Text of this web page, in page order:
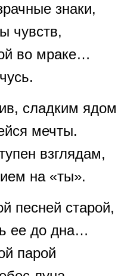
знаки,
чувств,
во мраке…
сладким ядом
мечты.
взглядам,
на «ты».
песней старой,
ее до дна…
парой